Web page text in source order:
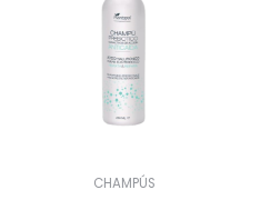
CHAMPÚS